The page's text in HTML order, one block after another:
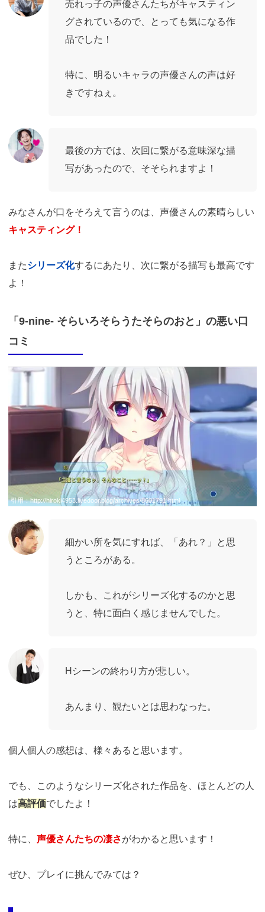
売れっ子の声優さんたちがキャスティン
グされているので、とっても気になる作
品でした！
特に、明るいキャラの声優さんの声は好
きですねぇ。
最後の方では、次回に繋がる意味深な描
写があったので、そそられますよ！
みなさんが口をそろえて言うのは、声優さんの素晴らしい
キャスティング！
またシリーズ化するにあたり、次に繋がる描写も最高です
よ！
「9-nine- そらいろそらうたそらのおと」の悪い口
コミ
引用：http://hiroki4953.livedoor.blog/archives/8601791.html
細かい所を気にすれば、「あれ？」と思
うところがある。
しかも、これがシリーズ化するのかと思
うと、特に面白く感じませんでした。
Hシーンの終わり方が悲しい。
あんまり、観たいとは思わなった。
個人個人の感想は、様々あると思います。
でも、このようなシリーズ化された作品を、ほとんどの人
は高評価でしたよ！
特に、 声優さんたちの凄さがわかると思います！
ぜひ、プレイに挑んでみては？